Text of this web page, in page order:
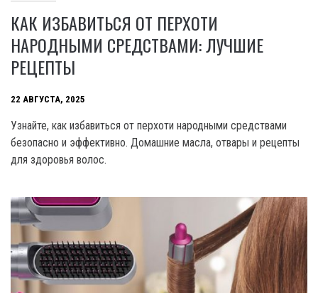
КАК ИЗБАВИТЬСЯ ОТ ПЕРХОТИ
НАРОДНЫМИ СРЕДСТВАМИ: ЛУЧШИЕ
РЕЦЕПТЫ
22 АВГУСТА, 2025
Узнайте, как избавиться от перхоти народными средствами
безопасно и эффективно. Домашние масла, отвары и рецепты
для здоровья волос.